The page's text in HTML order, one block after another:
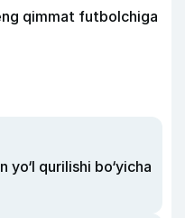
qimmat futbolchiga
yo‘l qurilishi bo‘yicha